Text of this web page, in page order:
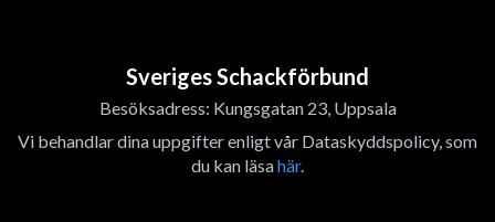
Sveriges Schackförbund
Besöksadress: Kungsgatan 23, Uppsala
Vi behandlar dina uppgifter enligt vår Dataskyddspolicy, som
du kan läsahär.